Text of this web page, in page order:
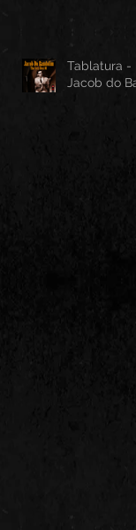
Tablatura -
Jacob do